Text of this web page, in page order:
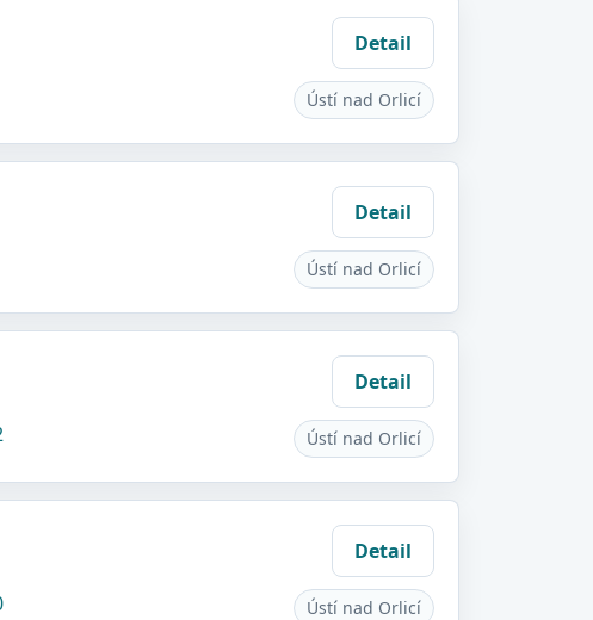
Detail
Ústí nad Orlicí
Detail
Ústí nad Orlicí
Detail
Ústí nad Orlicí
Detail
Ústí nad Orlicí